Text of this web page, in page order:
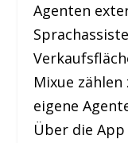
Agenten
Mixue
eigene
Über die